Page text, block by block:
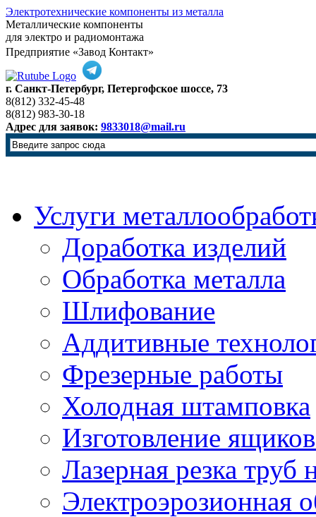
Электротехнические компоненты из металла
Металлические компоненты
для электро и радиомонтажа
Предприятие «Завод Контакт»
г. Санкт-Петербург, Петергофское шоссе, 73
8(812) 332-45-48
8(812) 983-30-18
Адрес для заявок: 9833018@mail.ru
Услуги
Доработка изделий
Обработка металла
Шлифование
Аддитивные
Фрезерные работы
Холодная штамповка
Изготовление
Лазерная резка труб
Электроэрозионная